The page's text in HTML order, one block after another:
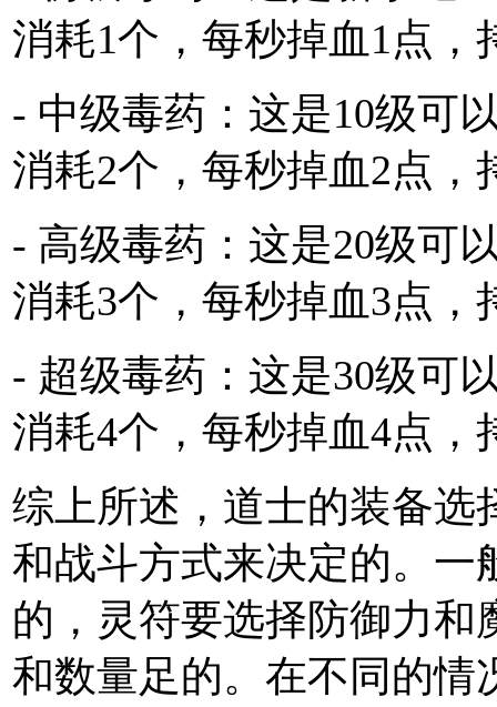
消耗1个，每秒掉血1点，
- 中级毒药：这是10级可
消耗2个，每秒掉血2点，
- 高级毒药：这是20级可
消耗3个，每秒掉血3点，
- 超级毒药：这是30级可
消耗4个，每秒掉血4点，
综上所述，道士的装备选
和战斗方式来决定的。一
的，灵符要选择防御力和
和数量足的。在不同的情